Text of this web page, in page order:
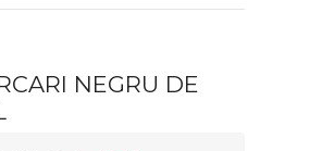
NEGRU DE